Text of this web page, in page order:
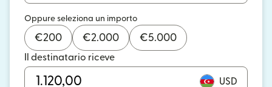
Oppure seleziona un importo
€200 €2.000 €5.000
Il destinatario riceve
USD